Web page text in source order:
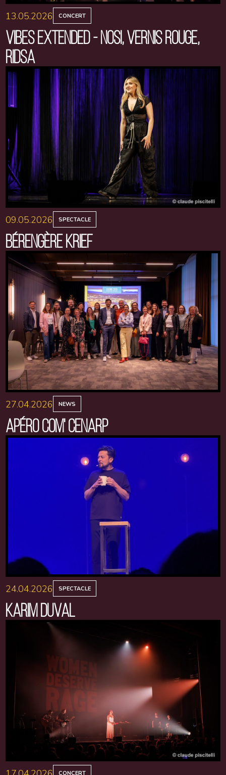
13.05.2026 CONCERT
VIBES EXTENDED - NOSI, VERNIS ROUGE,
RIDSA
09.05.2026 SPECTACLE
BÉRENGÈRE KRIEF
27.04.2026 NEWS
APÉRO COM' CENARP
24.04.2026 SPECTACLE
KARIM DUVAL
CONCERT